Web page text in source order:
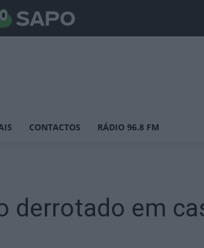
CONTACTOS RÁDIO 96.8 FM
derrotado em